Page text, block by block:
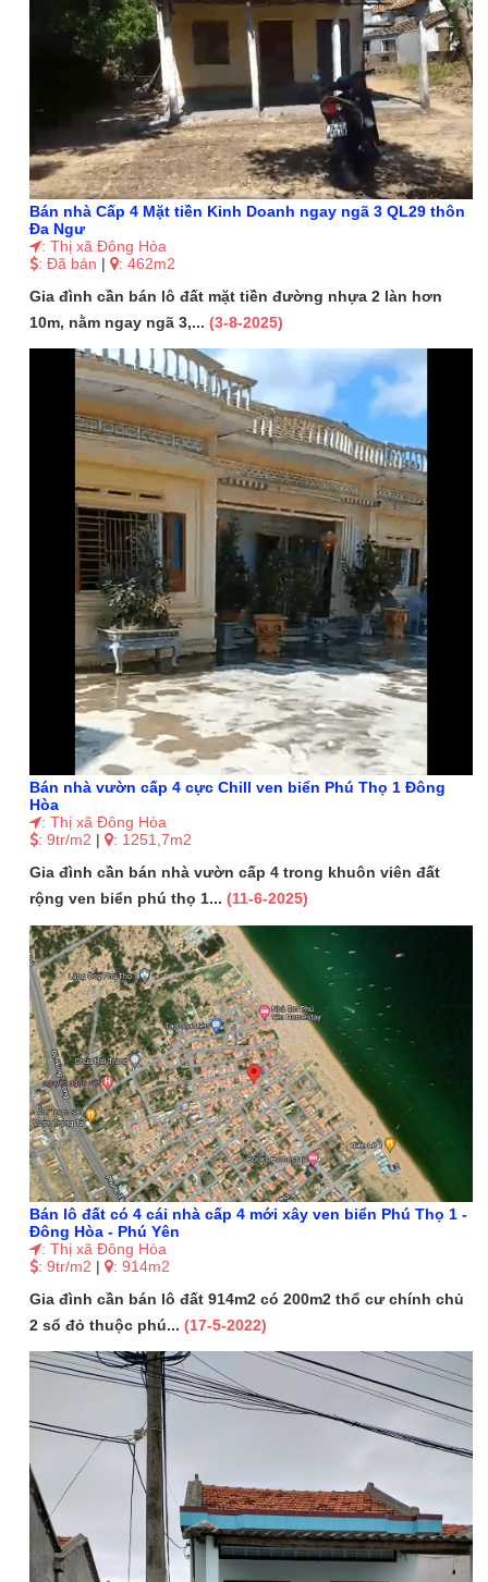
Bán nhà Cấp 4 Mặt tiền Kinh Doanh ngay ngã 3 QL29 thôn
Đa Ngư
: Thị xã Đông Hòa
: Đã bán | : 462m2
Gia đình cần bán lô đất mặt tiền đường nhựa 2 làn hơn
10m, nằm ngay ngã 3,...(3-8-2025)
Bán nhà vườn cấp 4 cực Chill ven biển Phú Thọ 1 Đông
Hòa
: Thị xã Đông Hòa
: 9tr/m2 | : 1251,7m2
Gia đình cần bán nhà vườn cấp 4 trong khuôn viên đất
rộng ven biển phú thọ 1...(11-6-2025)
Bán lô đất có 4 cái nhà cấp 4 mới xây ven biển Phú Thọ 1 -
Đông Hòa - Phú Yên
: Thị xã Đông Hòa
: 9tr/m2 | : 914m2
Gia đình cần bán lô đất 914m2 có 200m2 thổ cư chính chủ
2 sổ đỏ thuộc phú...(17-5-2022)